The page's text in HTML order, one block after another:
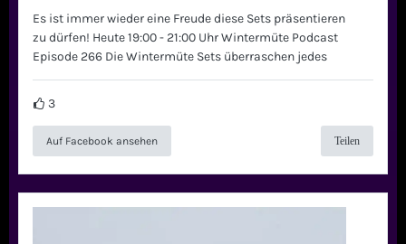
Es ist immer wieder eine Freude diese Sets präsentieren
zu dürfen! Heute 19:00 - 21:00 Uhr Wintermüte Podcast
Episode 266 Die Wintermüte Sets überraschen jedes
3
Auf Facebook ansehen Teilen